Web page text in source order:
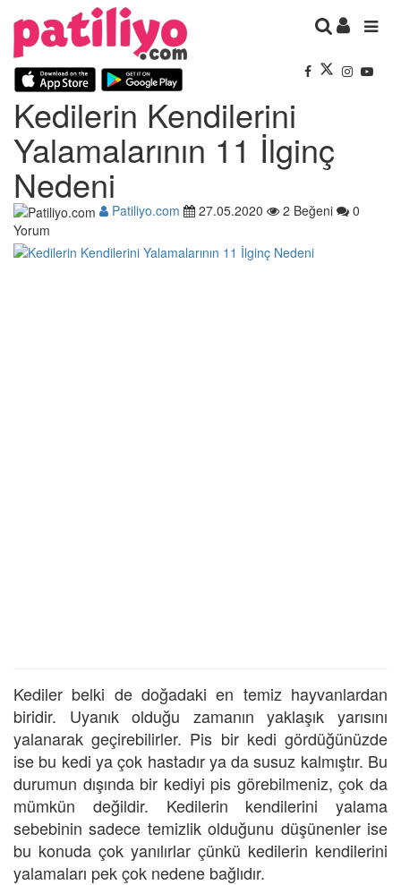
Kedilerin Kendilerini
Yalamalarının 11 İlginç
Nedeni
Patiliyo.com 27.05.2020 2 Beğeni
0
Yorum
Kediler belki de doğadaki en temiz hayvanlardan
biridir. Uyanık olduğu zamanın yaklaşık yarısını
yalanarak geçirebilirler. Pis bir kedi gördüğünüzde
ise bu kedi ya çok hastadır ya da susuz kalmıştır. Bu
durumun dışında bir kediyi pis görebilmeniz, çok da
mümkün değildir. Kedilerin kendilerini yalama
sebebinin sadece temizlik olduğunu düşünenler ise
bu konuda çok yanılırlar çünkü kedilerin kendilerini
yalamaları pek çok nedene bağlıdır.